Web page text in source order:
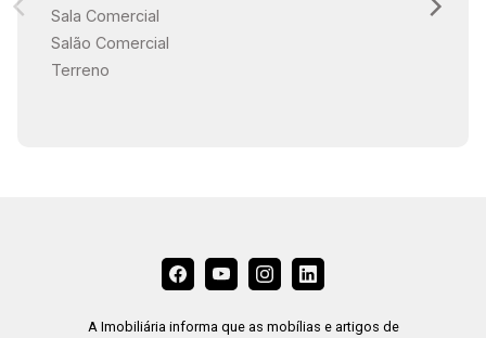
18:30
Sala Comercial
Salão Comercial
Terreno
A Imobiliária informa que as mobílias e artigos de